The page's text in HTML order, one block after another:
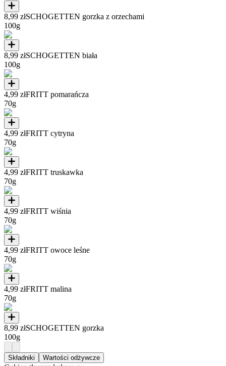
8,99 złSCHOGETTEN gorzka z orzechami
100g
8,99 złSCHOGETTEN biała
100g
4,99 złFRITT pomarańcza
70g
4,99 złFRITT cytryna
70g
4,99 złFRITT truskawka
70g
4,99 złFRITT wiśnia
70g
4,99 złFRITT owoce leśne
70g
4,99 złFRITT malina
70g
8,99 złSCHOGETTEN gorzka
100g
Składniki Wartości odżywcze